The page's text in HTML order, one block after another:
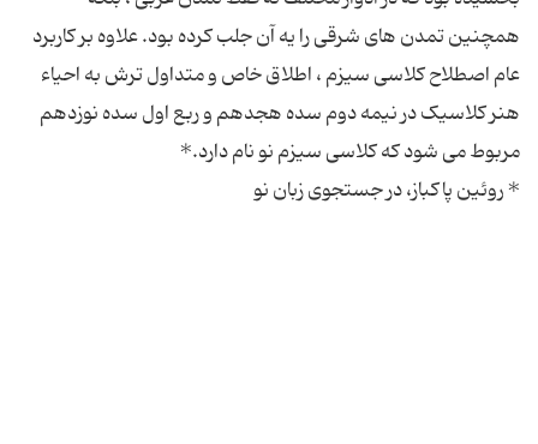
همچنین تمدن های شرقی را یه آن جلب کرده بود. علاوه بر کاربرد
عام اصطلاح کلاسی سیزم ، اطلاق خاص و متداول ترش به احیاء
هنر کلاسیک در نیمه دوم سده هجدهم و ربع اول سده نوزدهم